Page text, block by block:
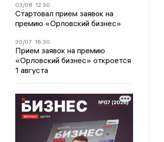
03/08 12:30
Стартовал прием заявок на
премию «Орловский бизнес»
30/07 16:30
Прием заявок на премию
«Орловский бизнес» откроется
1 августа